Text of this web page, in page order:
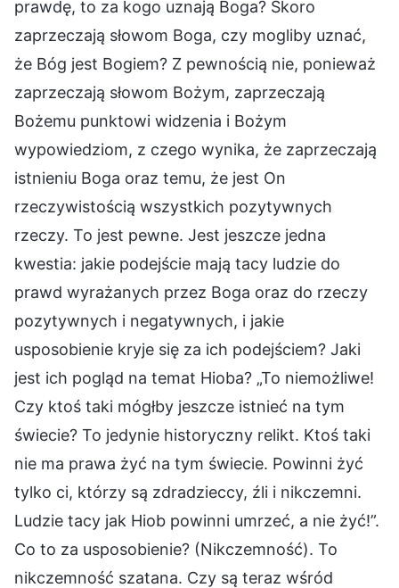
prawdę, to za kogo uznają Boga? Skoro
zaprzeczają słowom Boga, czy mogliby uznać,
że Bóg jest Bogiem? Z pewnością nie, ponieważ
zaprzeczają słowom Bożym, zaprzeczają
Bożemu punktowi widzenia i Bożym
wypowiedziom, z czego wynika, że zaprzeczają
istnieniu Boga oraz temu, że jest On
rzeczywistością wszystkich pozytywnych
rzeczy. To jest pewne. Jest jeszcze jedna
kwestia: jakie podejście mają tacy ludzie do
prawd wyrażanych przez Boga oraz do rzeczy
pozytywnych i negatywnych, i jakie
usposobienie kryje się za ich podejściem? Jaki
jest ich pogląd na temat Hioba? „To niemożliwe!
Czy ktoś taki mógłby jeszcze istnieć na tym
świecie? To jedynie historyczny relikt. Ktoś taki
nie ma prawa żyć na tym świecie. Powinni żyć
tylko ci, którzy są zdradzieccy, źli i nikczemni.
Ludzie tacy jak Hiob powinni umrzeć, a nie żyć!”.
Co to za usposobienie? (Nikczemność). To
nikczemność szatana. Czy są teraz wśród